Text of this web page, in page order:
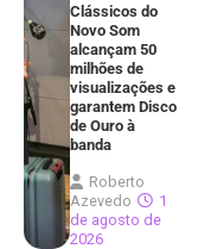
Clássicos do
Novo Som
alcançam 50
milhões de
visualizações e
garantem Disco
de Ouro à
banda
Roberto
Azevedo
1
de agosto de
2026